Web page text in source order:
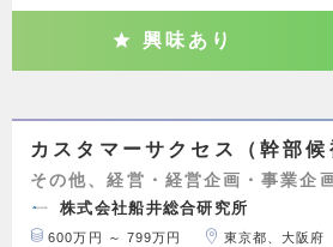
興味あり
カスタマーサクセス（幹部候
その他、経営・経営企画・事業企
株式会社船井総合研究所
600万円 ～ 799万円 東京都、大阪府